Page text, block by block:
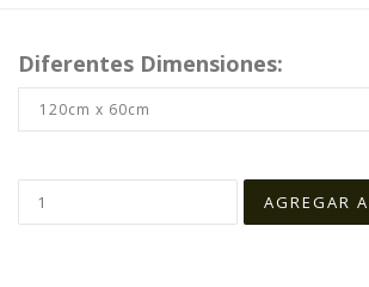
Diferentes Dimensiones: